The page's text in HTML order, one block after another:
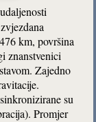
km, površina
znanstvenici
Zajedno
su
Promjer